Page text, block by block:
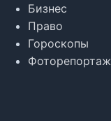
Бизнес
Право
Гороскопы
Фоторепортаж